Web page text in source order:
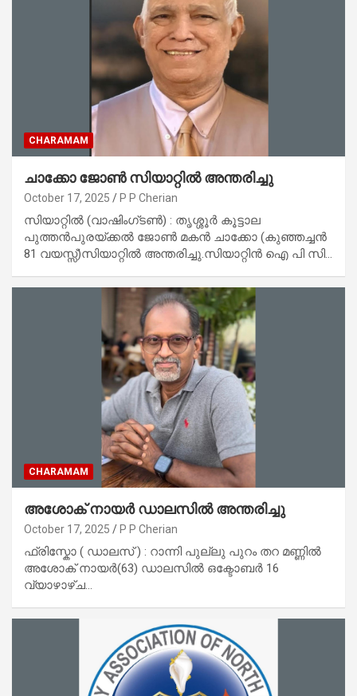
CHARAMAM
ചാക്കോ ജോൺ സിയാറ്റിൽ അന്തരിച്ചു
October 17, 2025 P P Cherian
സിയാറ്റിൽ (വാഷിംഗ്‌ടൺ) : തൃശ്ശൂർ കൂട്ടാല
പുത്തൻപുരയ്ക്കൽ ജോൺ മകൻ ചാക്കോ (കുഞ്ഞച്ചൻ
81 വയസ്സ്)സിയാറ്റിൽ അന്തരിച്ചു.സിയാറ്റിൻ ഐ പി സി…
CHARAMAM
അശോക് നായർ ഡാലസിൽ അന്തരിച്ചു
October 17, 2025 P P Cherian
ഫ്രിസ്കോ ( ഡാലസ് ) : റാന്നി പുല്ലു പുറം തറ മണ്ണിൽ
അശോക് നായർ(63) ഡാലസിൽ ഒക്ടോബർ 16
വ്യാഴാഴ്ച…